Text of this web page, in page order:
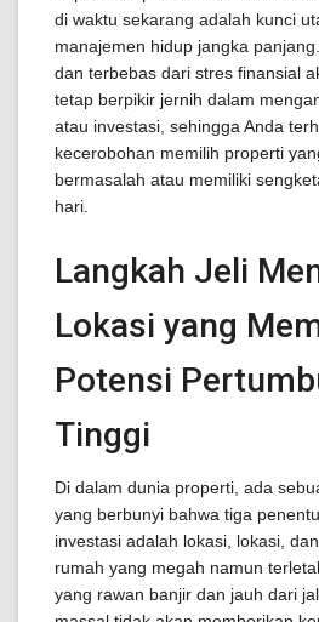
di waktu sekarang adalah kunci
manajemen hidup jangka
dan terbebas dari stres finansial
tetap berpikir jernih dalam
atau investasi, sehingga Anda
kecerobohan memilih properti
bermasalah atau memiliki
hari.
Langkah Jeli
Lokasi yang
Potensi
Tinggi
Di dalam dunia properti, ada
yang berbunyi bahwa tiga
investasi adalah lokasi, lokasi,
rumah yang megah namun
yang rawan banjir dan jauh dari